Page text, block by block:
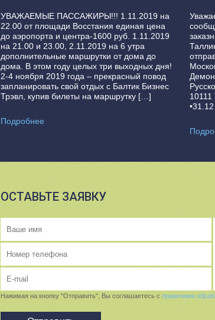
УВАЖАЕМЫЕ ПАССАЖИРЫ!!! 1.11.2019 на
22.00 от площади Восстания единая цена
до аэропорта и центра-1600 руб. 1.11.2019
на 21.00 и 23.00, 2.11.2019 на 6 утра
дополнительные маршрутки от дома до
дома. В этом году целых три выходных дня!
2-4 ноября 2019 года – прекрасный повод
запланировать свой отдых с Балтик Бизнес
Трэвл, купив билеты на маршрутку […]
Подробнее
ОСТАВЬТЕ ЗАЯВКУ
Нажимая на кнопку "Отправить", Вы соглашаетесь с правилами